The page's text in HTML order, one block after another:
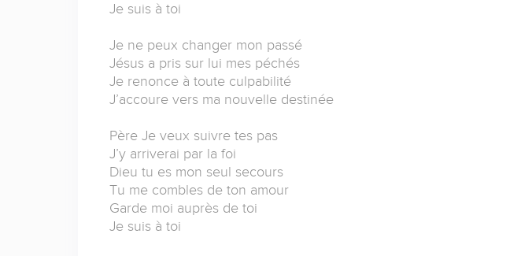
Je suis à toi
Je ne peux changer mon passé
Jésus a pris sur lui mes péchés
Je renonce à toute culpabilité
J’accoure vers ma nouvelle destinée
Père Je veux suivre tes pas
J’y arriverai par la foi
Dieu tu es mon seul secours
Tu me combles de ton amour
Garde moi auprès de toi
Je suis à toi